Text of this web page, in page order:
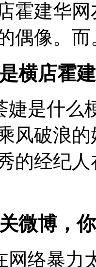
霍建华
偶像。而
横店霍
是什么
风破浪
的经纪
微博，
网络暴力